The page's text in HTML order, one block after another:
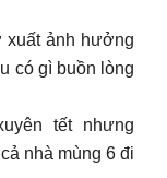
xuất ảnh hưởng
có gì buồn lòng
tết nhưng
nhà mùng 6 đi